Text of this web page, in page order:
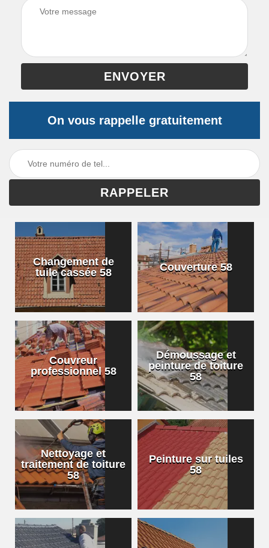
On vous rappelle gratuitement
Changement de
tuile cassée 58
Couverture 58
Couvreur
professionnel 58
Démoussage et
peinture de toiture
58
Nettoyage et
traitement de toiture
58
Peinture sur tuiles
58